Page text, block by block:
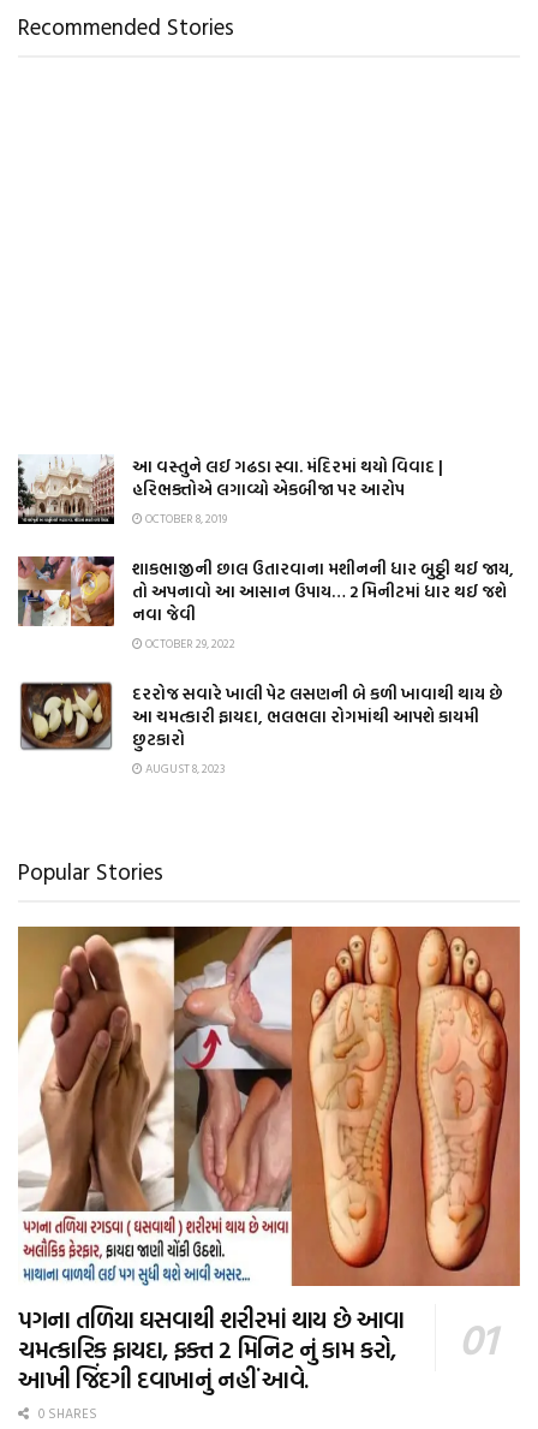
Recommended Stories
આ વસ્તુને લઈ ગઢડા સ્વા. મંદિરમાં થયો વિવાદ |
હરિભક્તોએ લગાવ્યો એકબીજા પર આરોપ
OCTOBER 8, 2019
શાકભાજીની છાલ ઉતારવાના મશીનની ધાર બુઠ્ઠી થઈ જાય,
તો અપનાવો આ આસાન ઉપાય… 2 મિનીટમાં ધાર થઈ જશે
નવા જેવી
OCTOBER 29, 2022
દરરોજ સવારે ખાલી પેટ લસણની બે કળી ખાવાથી થાય છે
આ ચમત્કારી ફાયદા, ભલભલા રોગમાંથી આપશે કાયમી
છુટકારો
AUGUST 8, 2023
Popular Stories
પગના તળિયા ઘસવાથી શરીરમાં થાય છે આવા
ચમત્કારિક ફાયદા, ફક્ત 2 મિનિટ નું કામ કરો,
આખી જિંદગી દવાખાનું નહીં આવે.
0 SHARES